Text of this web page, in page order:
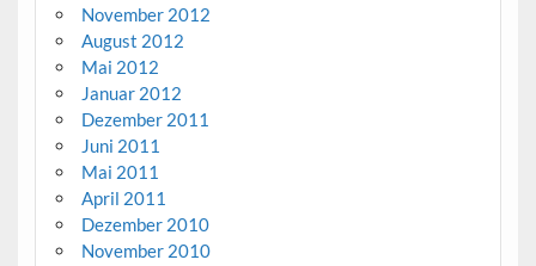
November 2012
August 2012
Mai 2012
Januar 2012
Dezember 2011
Juni 2011
Mai 2011
April 2011
Dezember 2010
November 2010